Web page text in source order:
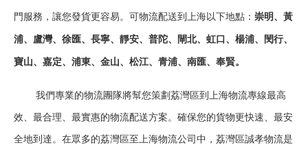
門服務，讓您發貨更容易。可物流配送到上海以下地點： 崇明、黃
浦、盧灣、徐匯、長寧、靜安、普陀、閘北、虹口、楊浦、閔行、
寶山、嘉定、浦東、金山、松江、青浦、南匯、奉賢。
我們專業的物流團隊將幫您策劃荔灣區到上海物流專線最高
效、最合理、最實惠的物流配送方案。確保您的貨物更快速、最安
全地到達。在眾多的荔灣區至上海物流公司中，荔灣區誠孝物流是